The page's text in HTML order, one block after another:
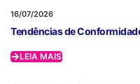
16/07/2026
Tendências de
LEIA MAIS